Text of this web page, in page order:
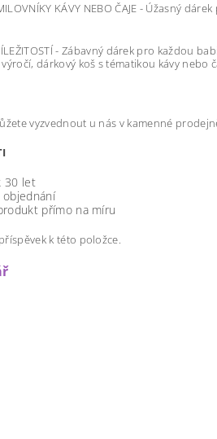
MILOVNÍKY KÁVY NEBO ČAJE - Úžasný
- Zábavný dárek pro každou
dárkový koš s tématikou kávy nebo
vyzvednout u nás v kamenné
30 let
přímo na míru
k této položce.